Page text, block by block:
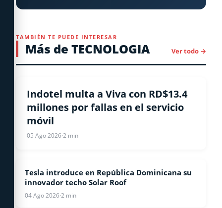
TAMBIÉN TE PUEDE INTERESAR
Más de TECNOLOGIA Ver todo →
Indotel multa a Viva con RD$13.4
millones por fallas en el servicio
móvil
05 Ago 2026·2 min
TECNOLOGIA
Tesla introduce en República Dominicana su
innovador techo Solar Roof
04 Ago 2026·2 min